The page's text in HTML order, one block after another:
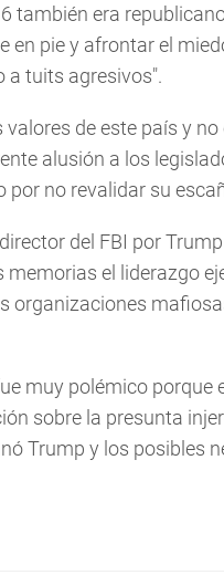
también era
en pie y afrontar el
a tuits agresivos".
valores de este país y
alusión a los
por no revalidar su
del FBI por
memorias el liderazgo
organizaciones
muy polémico porque
sobre la presunta
Trump y los posibles